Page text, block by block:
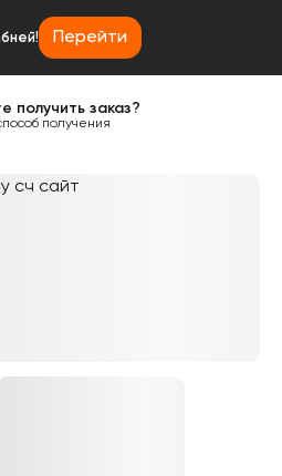
Перейти
получить заказ?
получения